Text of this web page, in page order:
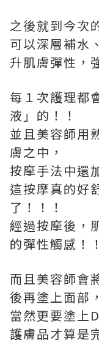
之後就到今次
可以深層補水
升肌膚彈性，
每１次護理都
液」的！！
並且美容師用
膚之中，
按摩手法中還
這按摩真的好
了！！！
經過按摩後，
的彈性觸感！！
而且美容師會
後再塗上面部
當然更要塗
護膚品才算是